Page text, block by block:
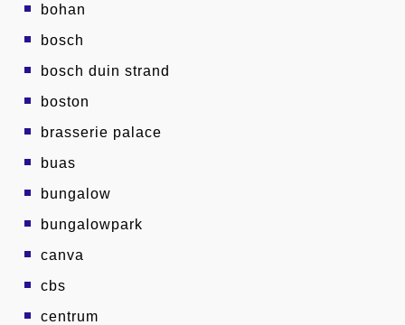
bohan
bosch
bosch duin strand
boston
brasserie palace
buas
bungalow
bungalowpark
canva
cbs
centrum